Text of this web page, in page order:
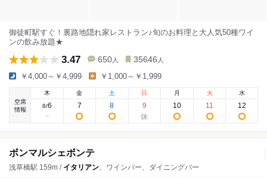
御徒町駅すぐ！裏路地隠れ家レストラン♪旬のお料理と大人気50種ワイ
ンの飲み放題★
3.47 650 人 35646 人
￥4,000～￥4,999 ￥1,000～￥1,999
空席
情報
木
8/6
金
7
土
8
日
9
月
10
火
11
水
12
ボンマルシェボンテ
浅草橋駅 159m / イタリアン、ワインバー、ダイニングバー